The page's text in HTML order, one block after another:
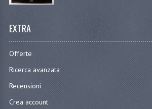
EXTRA
Offerte
Ricerca avanzata
Recensioni
Crea account